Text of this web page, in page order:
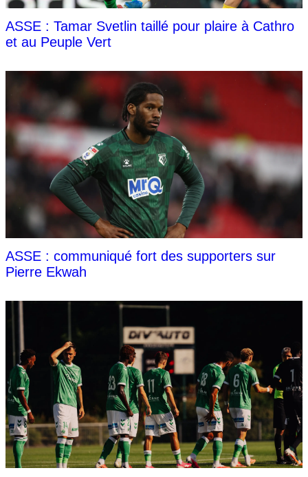
ASSE : Tamar Svetlin taillé pour plaire à Cathro
et au Peuple Vert
ASSE : communiqué fort des supporters sur
Pierre Ekwah